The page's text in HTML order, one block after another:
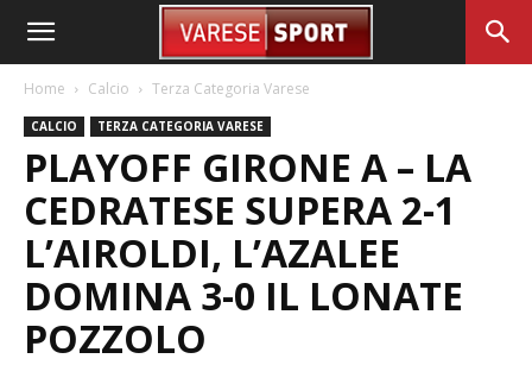
Home Calcio Terza Categoria Varese
CALCIO TERZA CATEGORIA VARESE
PLAYOFF GIRONE A – LA
CEDRATESE SUPERA 2-1
L’AIROLDI, L’AZALEE
DOMINA 3-0 IL LONATE
POZZOLO